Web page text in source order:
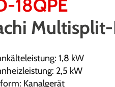
18QPE
1,8 kW
2,5 kW
Kanalgerät